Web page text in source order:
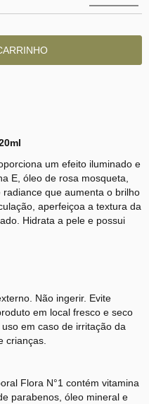
um efeito iluminado e
E, óleo de rosa mosqueta,
que aumenta o brilho
aperfeiçoa a textura da
Hidrata a pele e possui
Não ingerir. Evite
em local fresco e seco
em caso de irritação da
crianças.
Flora N°1 contém vitamina
parabenos, óleo mineral e